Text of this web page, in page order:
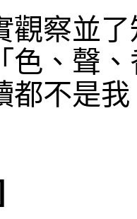
觀察並
色、聲
都不是